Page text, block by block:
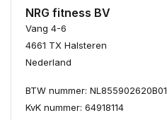
NRG fitness BV
Vang 4-6
4661 TX Halsteren
Nederland
BTW nummer: NL855902620B01
KvK nummer: 64918114